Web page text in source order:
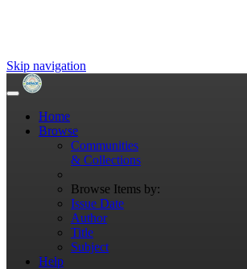
Skip navigation
Home
Browse
Communities
& Collections
Browse Items by:
Issue Date
Author
Title
Subject
Help